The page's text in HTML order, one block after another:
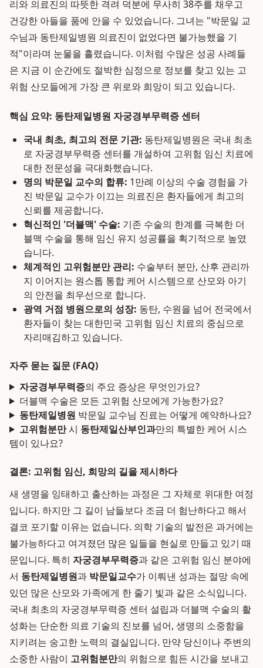
리와 의료진의 따뜻한 격려 덕분에 무사히 38주를 채우고
건강한 아들을 품에 안을 수 있었습니다. 그녀는 "박문일 교
수님과 동탄제일병원 의료진이 없었다면 불가능했을 기
적"이라며 눈물을 흘렸습니다. 이처럼 수많은 성공 사례들
은 지금 이 순간에도 절박한 심정으로 정보를 찾고 있는 고
위험 산모들에게 가장 큰 위로와 희망이 되고 있습니다.
핵심 요약: 동탄제일병원 자궁경부무력증 센터
국내 최초, 최고의 전문 기관: 동탄제일병원은 국내 최초
로 자궁경부무력증 센터를 개설하여 고위험 임신 치료에
대한 전문성을 극대화했습니다.
명의 박문일 교수의 합류: 1만례 이상의 수술 경험을 가
진 박문일 교수가 이끄는 의료진은 환자들에게 최고의
신뢰를 제공합니다.
혁신적인 '더블맥' 수술: 기존 수술의 한계를 극복한 더
블맥 수술을 통해 임신 유지 성공률을 획기적으로 높였
습니다.
체계적인 고위험분만 관리: 수술부터 분만, 산후 관리까
지 이어지는 원스톱 통합 케어 시스템으로 산모와 아기
의 안전을 최우선으로 합니다.
광역 거점 병원으로의 성장: 동탄, 수원을 넘어 전국에서
환자들이 찾는 대한민국 고위험 임신 치료의 중심으로
자리매김하고 있습니다.
자주 묻는 질문 (FAQ)
자궁경부무력증의 주요 증상은 무엇인가요?
더블맥 수술은 모든 고위험 산모에게 가능한가요?
동탄제일병원 박문일 교수님 진료는 어떻게 예약하나요?
고위험분만시 동탄제일산부인과만의 특별한 케어 시스
템이 있나요?
결론: 고위험 임신, 희망의 길을 제시하다
새 생명을 잉태하고 출산하는 과정은 그 자체로 위대한 여정
입니다. 하지만 그 길이 남들보다 조금 더 험난하다고 해서
결코 포기할 이유는 없습니다. 의학 기술의 발전은 과거에는
불가능하다고 여겨졌던 많은 일들을 현실로 만들고 있기 때
문입니다. 특히 자궁경부무력증과 같은 고위험 임신 분야에
서 동탄제일병원과 박문일교수가 이뤄낸 성과는 절망 속에
있던 많은 산모와 가족에게 한 줄기 빛과 같은 소식입니다.
국내 최초의 자궁경부무력증 센터 설립과 더블맥 수술의 활
성화는 단순한 의료 기술의 진보를 넘어, 생명의 소중함을
지키려는 숭고한 노력의 결실입니다. 만약 당신이나 주변의
소중한 사람이 고위험분만의 위험으로 힘든 시간을 보내고